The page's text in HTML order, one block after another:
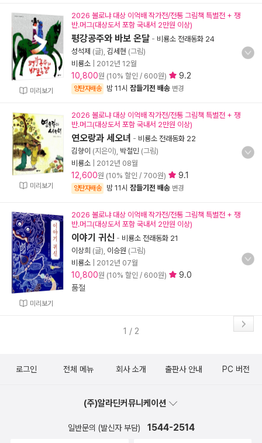
미리보기
2026 볼로냐 대상 이억배 작가전/전통 그림책 특별전 + 쟁
반.머그(대상도서 포함 국내서 2만원 이상)
평강공주와 바보 온달 - 비룡소 전래동화 24
성석제 (글), 김세현 (그림)
비룡소
2012년 12월
10,800원 (10% 할인 / 600원) 9.2
양탄자배송 밤 11시 잠들기전 배송 변경
미리보기
2026 볼로냐 대상 이억배 작가전/전통 그림책 특별전 + 쟁
반.머그(대상도서 포함 국내서 2만원 이상)
연오랑과 세오녀 - 비룡소 전래동화 22
김향이 (지은이), 박철민 (그림)
비룡소
2012년 08월
12,600원 (10% 할인 / 700원) 9.1
양탄자배송 밤 11시 잠들기전 배송 변경
미리보기
2026 볼로냐 대상 이억배 작가전/전통 그림책 특별전 + 쟁
반.머그(대상도서 포함 국내서 2만원 이상)
이야기 귀신 - 비룡소 전래동화 21
이상희 (글), 이승원 (그림)
비룡소
2012년 07월
10,800원 (10% 할인 / 600원)
9.0
품절
1 / 2
로그인 전체 메뉴 회사 소개 출판사 안내 PC 버전
(주)알라딘커뮤니케이션
일반문의 (발신자 부담) 1544-2514